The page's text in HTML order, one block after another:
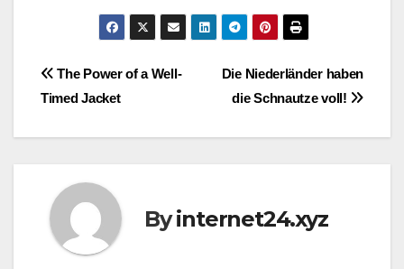
Post
Die Niederländer haben
die Schnautze voll!
The Power of a Well-
Timed Jacket
Byinternet24.xyz